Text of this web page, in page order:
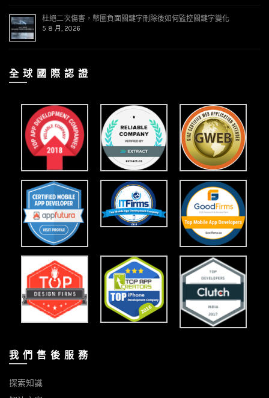
杜絕二次傷害，幣圈負面關鍵字刪除後如何監控關鍵字變化
5 8 月, 2026
全 球 國 際 認 證
我 們 售 後 服 務
探索知識